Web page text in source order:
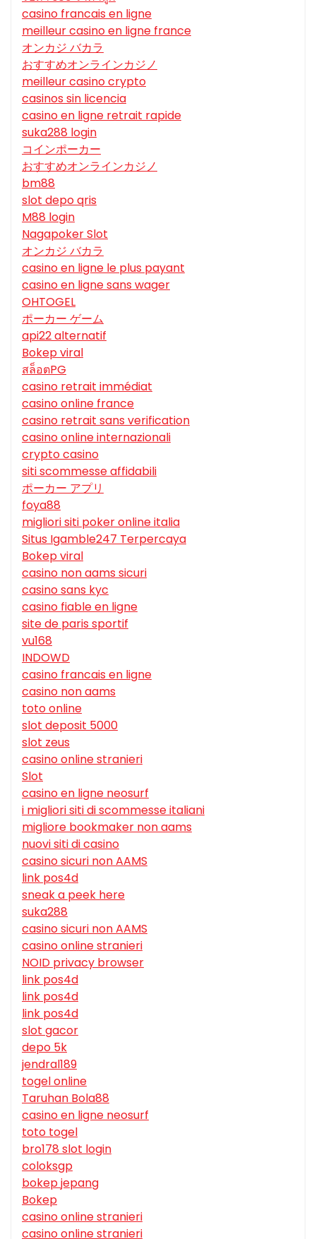
casino francais en ligne
meilleur casino en ligne france
オンカジ バカラ
おすすめオンラインカジノ
meilleur casino crypto
casinos sin licencia
casino en ligne retrait rapide
suka288 login
コインポーカー
おすすめオンラインカジノ
bm88
slot depo qris
M88 login
Nagapoker Slot
オンカジ バカラ
casino en ligne le plus payant
casino en ligne sans wager
OHTOGEL
ポーカー ゲーム
api22 alternatif
Bokep viral
สล็อตPG
casino retrait immédiat
casino online france
casino retrait sans verification
casino online internazionali
crypto casino
siti scommesse affidabili
ポーカー アプリ
foya88
migliori siti poker online italia
Situs Igamble247 Terpercaya
Bokep viral
casino non aams sicuri
casino sans kyc
casino fiable en ligne
site de paris sportif
vu168
INDOWD
casino francais en ligne
casino non aams
toto online
slot deposit 5000
slot zeus
casino online stranieri
Slot
casino en ligne neosurf
i migliori siti di scommesse italiani
migliore bookmaker non aams
nuovi siti di casino
casino sicuri non AAMS
link pos4d
sneak a peek here
suka288
casino sicuri non AAMS
casino online stranieri
NOID privacy browser
link pos4d
link pos4d
link pos4d
slot gacor
depo 5k
jendral189
togel online
Taruhan Bola88
casino en ligne neosurf
toto togel
bro178 slot login
coloksgp
bokep jepang
Bokep
casino online stranieri
casino online stranieri